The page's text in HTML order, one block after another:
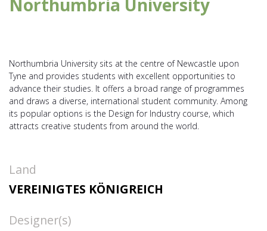
Northumbria University
Northumbria University sits at the centre of Newcastle upon
Tyne and provides students with excellent opportunities to
advance their studies. It offers a broad range of programmes
and draws a diverse, international student community. Among
its popular options is the Design for Industry course, which
attracts creative students from around the world.
Land
VEREINIGTES KÖNIGREICH
Designer(s)